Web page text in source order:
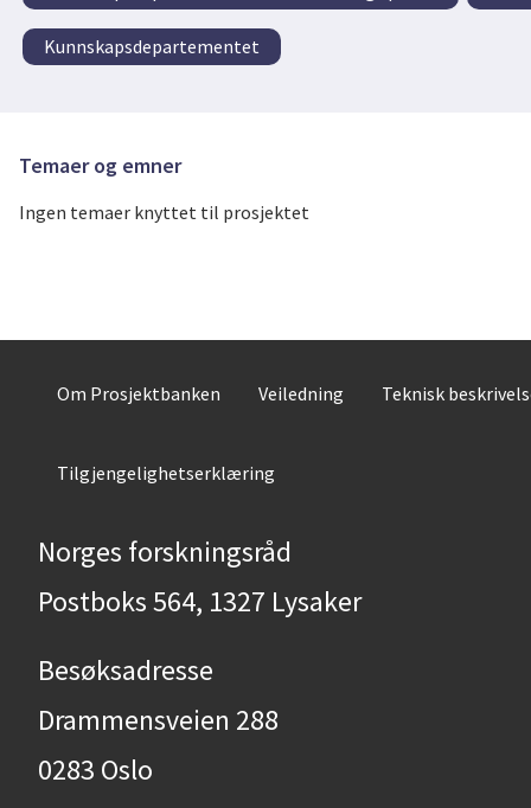
Kunnskapsdepartementet
Temaer og emner
Ingen temaer knyttet til prosjektet
Om Prosjektbanken Veiledning Teknisk
Tilgjengelighetserklæring
Norges forskningsråd
Postboks 564, 1327 Lysaker
Besøksadresse
Drammensveien 288
0283 Oslo